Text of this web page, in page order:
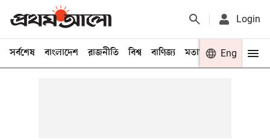
Login
সর্বশেষ বাংলাদেশ রাজনীতি বিশ্ব বাণিজ্য মতামত খেলা
Eng